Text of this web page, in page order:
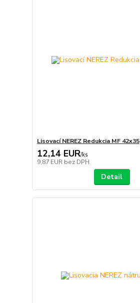
Lisovací NEREZ Redukcia MF 42x35
12,14 EUR/ks
9,87 EUR bez DPH
Detail